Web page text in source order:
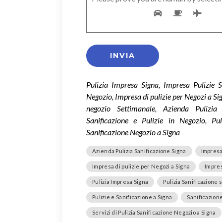
Pulizia Impresa Signa, Impresa Pulizie
Negozio, Impresa di pulizie per Negozi a
negozio Settimanale, Azienda
Sanificazione e Pulizie in Negozio,
Sanificazione Negozio a Signa
Azienda Pulizia Sanificazione Signa
Impresa di pulizie per Negozi a Signa
Pulizia Impresa Signa Pulizia Sanificazione
Pulizie e Sanificazione a Signa
Servizi di Pulizia Sanificazione Negozio a Signa